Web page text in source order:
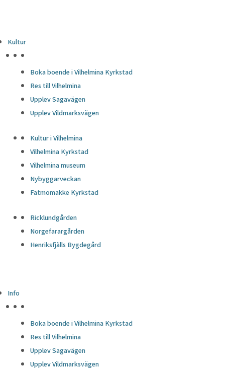
Kultur
Boka boende i Vilhelmina Kyrkstad
Res till Vilhelmina
Upplev Sagavägen
Upplev Vildmarksvägen
Kultur i Vilhelmina
Vilhelmina Kyrkstad
Vilhelmina museum
Nybyggarveckan
Fatmomakke Kyrkstad
Ricklundgården
Norgefarargården
Henriksfjälls Bygdegård
Info
Boka boende i Vilhelmina Kyrkstad
Res till Vilhelmina
Upplev Sagavägen
Upplev Vildmarksvägen